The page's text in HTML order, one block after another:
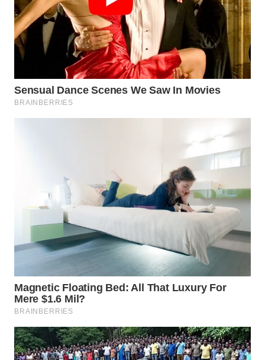
UTARA
WN
SAMOSIR
WN
PADANG
LAWAS
CIANJUR
WN
KEPULAUAN
SERIBU
WN
TANGERANG
WN
BINJAI